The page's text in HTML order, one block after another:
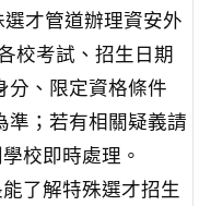
才管道辦理資安外
校考試、招生日期
分、限定資格條件
準；若有相關疑義請
校即時處理。
了解特殊選才招生